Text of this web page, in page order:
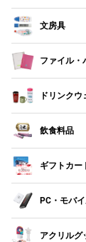
文房具
ファイル・
ドリンクウ
飲食料品
ギフトカー
PC・モバ
アクリルグ